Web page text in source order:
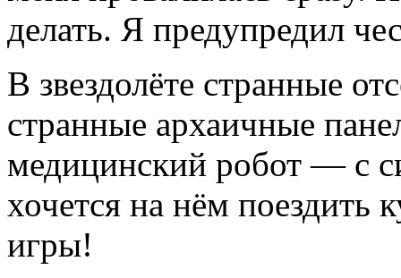
делать. Я предупредил
В звездолёте странные
странные архаичные
медицинский робот — с
хочется на нём поездить
игры!